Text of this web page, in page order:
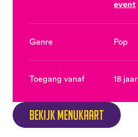
event
Genre Pop
Toegang vanaf 18 jaar
Bekijk menukaart